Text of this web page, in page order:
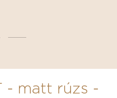
- matt rúzs -